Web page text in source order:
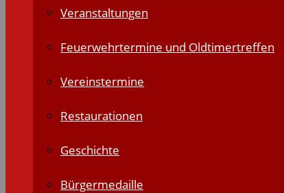
Veranstaltungen
Feuerwehrtermine und Oldtimertreffen
Vereinstermine
Restaurationen
Geschichte
Bürgermedaille